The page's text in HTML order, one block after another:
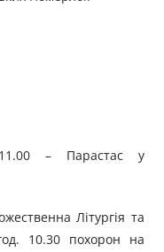
– Парастас у
Літургія та
10.30 похорон на